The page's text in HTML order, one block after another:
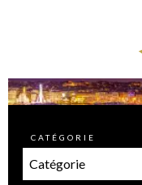
CATÉGORIE
Catégorie